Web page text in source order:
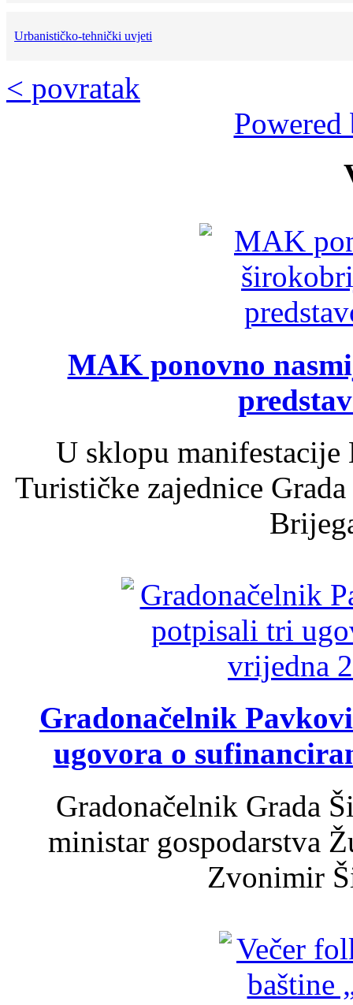
Urbanističko-tehnički uvjeti
< povratak
MAK ponovno
U sklopu
Turističke zajednice
Gradonačelnik
ugovora o
Gradonačelnik Grada
ministar gospodarstva
Zvonimir